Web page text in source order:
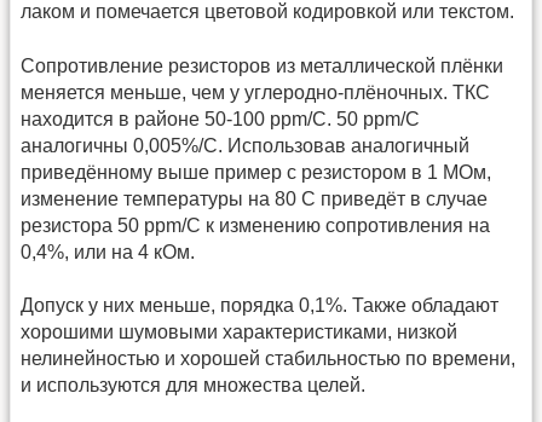
лаком и помечается цветовой кодировкой или текстом.
Сопротивление резисторов из металлической плёнки
меняется меньше, чем у углеродно-плёночных. ТКС
находится в районе 50-100 ppm/C. 50 ppm/C
аналогичны 0,005%/C. Использовав аналогичный
приведённому выше пример с резистором в 1 МОм,
изменение температуры на 80 С приведёт в случае
резистора 50 ppm/C к изменению сопротивления на
0,4%, или на 4 кОм.
Допуск у них меньше, порядка 0,1%. Также обладают
хорошими шумовыми характеристиками, низкой
нелинейностью и хорошей стабильностью по времени,
и используются для множества целей.